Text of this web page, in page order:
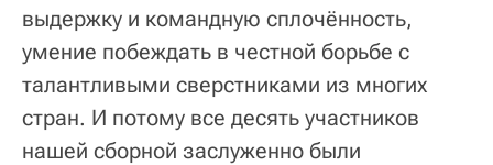
выдержку и командную сплочённость,
умение побеждать в честной борьбе с
талантливыми сверстниками из многих
стран. И потому все десять участников
нашей сборной заслуженно были